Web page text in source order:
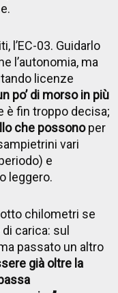
l’EC-03. Guidarlo
l’autonomia, ma
licenze
po’ di morso in più
è fin troppo decisa;
che possonoper
vari
e
leggero.
chilometri se
di carica: sul
passato un altro
già oltre la